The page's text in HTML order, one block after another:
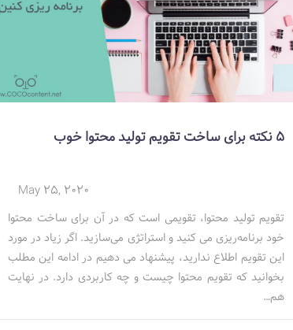
5 نکته برای ساخت تقویم تولید محتوا خوب
May 25, 2020
تقویم تولید محتوا، تقویمی است که در آن برای ساخت محتوا
خود برنامه‌ریزی می کنید و استراتژی می‌سازید. اگر زیاد در مورد
این تقویم اطلاع ندارید، پیشنهاد می دهیم در ادامه این مطلب
بخوانید که تقویم محتوا چیست و چه کاربردی دارد. در نهایت
هم…